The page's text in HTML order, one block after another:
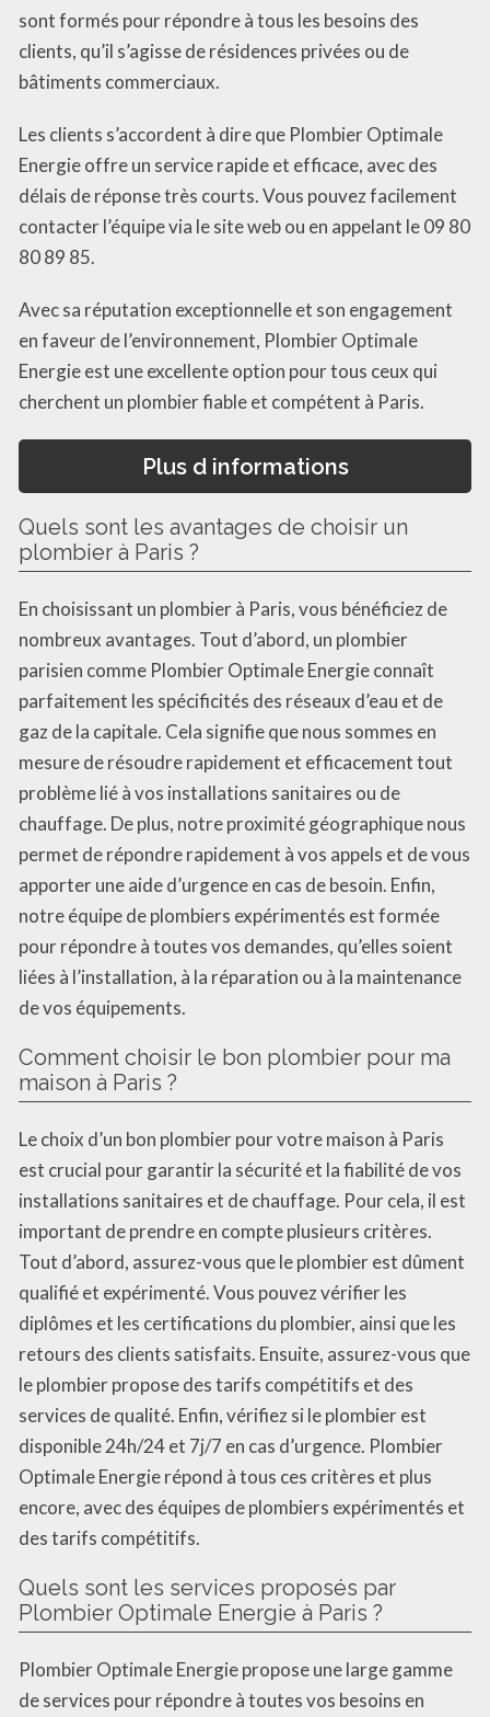
sont formés pour répondre à tous les besoins des
clients, qu’il s’agisse de résidences privées ou de
bâtiments commerciaux.
Les clients s’accordent à dire que Plombier Optimale
Energie offre un service rapide et efficace, avec des
délais de réponse très courts. Vous pouvez facilement
contacter l’équipe via le site web ou en appelant le 09 80
80 89 85.
Avec sa réputation exceptionnelle et son engagement
en faveur de l’environnement, Plombier Optimale
Energie est une excellente option pour tous ceux qui
cherchent un plombier fiable et compétent à Paris.
Plus d informations
Quels sont les avantages de choisir un
plombier à Paris ?
En choisissant un plombier à Paris, vous bénéficiez de
nombreux avantages. Tout d’abord, un plombier
parisien comme Plombier Optimale Energie connaît
parfaitement les spécificités des réseaux d’eau et de
gaz de la capitale. Cela signifie que nous sommes en
mesure de résoudre rapidement et efficacement tout
problème lié à vos installations sanitaires ou de
chauffage. De plus, notre proximité géographique nous
permet de répondre rapidement à vos appels et de vous
apporter une aide d’urgence en cas de besoin. Enfin,
notre équipe de plombiers expérimentés est formée
pour répondre à toutes vos demandes, qu’elles soient
liées à l’installation, à la réparation ou à la maintenance
de vos équipements.
Comment choisir le bon plombier pour ma
maison à Paris ?
Le choix d’un bon plombier pour votre maison à Paris
est crucial pour garantir la sécurité et la fiabilité de vos
installations sanitaires et de chauffage. Pour cela, il est
important de prendre en compte plusieurs critères.
Tout d’abord, assurez-vous que le plombier est dûment
qualifié et expérimenté. Vous pouvez vérifier les
diplômes et les certifications du plombier, ainsi que les
retours des clients satisfaits. Ensuite, assurez-vous que
le plombier propose des tarifs compétitifs et des
services de qualité. Enfin, vérifiez si le plombier est
disponible 24h/24 et 7j/7 en cas d’urgence. Plombier
Optimale Energie répond à tous ces critères et plus
encore, avec des équipes de plombiers expérimentés et
des tarifs compétitifs.
Quels sont les services proposés par
Plombier Optimale Energie à Paris ?
Plombier Optimale Energie propose une large gamme
de services pour répondre à toutes vos besoins en